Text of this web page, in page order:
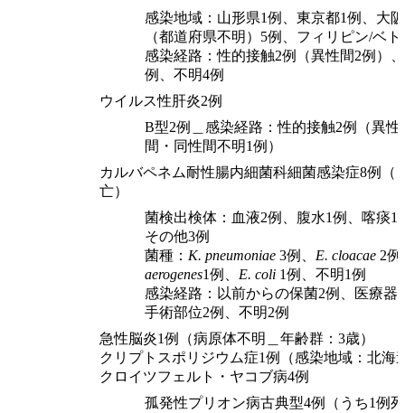
感染地域：山形県1例、東京都1例、大
（都道府県不明）5例、フィリピン/ベ
感染経路：性的接触2例（異性間2例）
例、不明4例
ウイルス性肝炎2例
B型2例＿感染経路：性的接触2例（異性
間・同性間不明1例）
カルバペネム耐性腸内細菌科細菌感染症8例（
亡）
菌検出検体：血液2例、腹水1例、喀痰1
その他3例
菌種： K. pneumoniae 3例、 E. cloacae 2例
aerogenes1例、 E. coli 1例、不明1例
感染経路：以前からの保菌2例、医療器
手術部位2例、不明2例
急性脳炎1例（病原体不明＿年齢群：3歳）
クリプトスポリジウム症1例（感染地域：北海
クロイツフェルト・ヤコブ病4例
孤発性プリオン病古典型4例（うち1例